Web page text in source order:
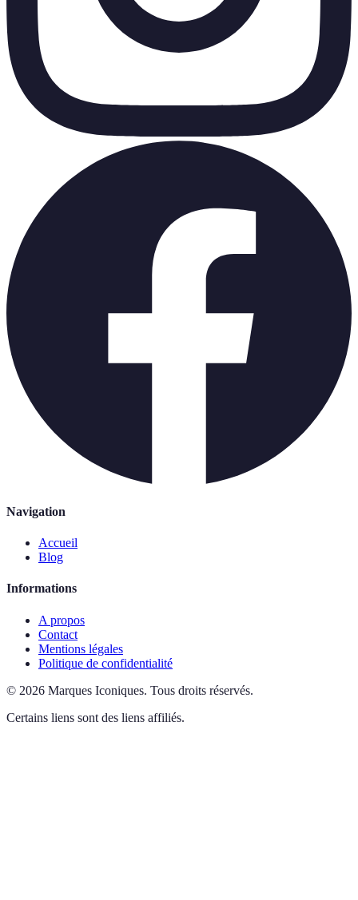
Navigation
Accueil
Blog
Informations
A propos
Contact
Mentions légales
Politique de confidentialité
© 2026 Marques Iconiques. Tous droits réservés.
Certains liens sont des liens affiliés.